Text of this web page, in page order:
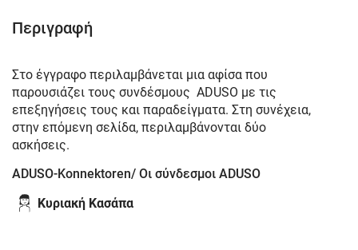
Περιγραφή
Στο έγγραφο περιλαμβάνεται μια αφίσα που
παρουσιάζει τους συνδέσμους ADUSO με τις
επεξηγήσεις τους και παραδείγματα. Στη συνέχεια,
στην επόμενη σελίδα, περιλαμβάνονται δύο
ασκήσεις.
ADUSO-Konnektoren/ Οι σύνδεσμοι ADUSO
Κυριακή Κασάπα